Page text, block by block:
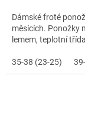
Dámské froté
měsících. Ponožky
lemem, teplotní
35-38 (23-25)